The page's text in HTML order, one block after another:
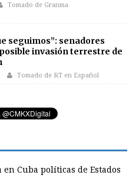
Tomado de Granma
seguimos”: senadores
invasión terrestre de
Tomado de RT en Español
Cuba políticas de Estados